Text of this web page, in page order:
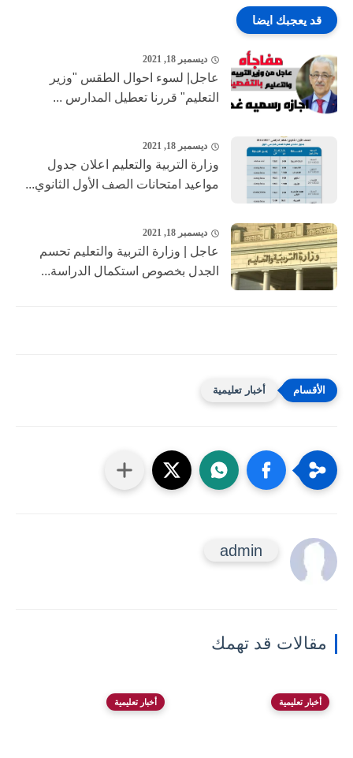
قد يعجبك ايضا
ديسمبر 18, 2021
عاجل| لسوء احوال الطقس "وزير
التعليم" قررنا تعطيل المدارس ...
ديسمبر 18, 2021
وزارة التربية والتعليم اعلان جدول
مواعيد امتحانات الصف الأول الثانوي...
ديسمبر 18, 2021
عاجل | وزارة التربية والتعليم تحسم
الجدل بخصوص استكمال الدراسة...
أخبار تعليمية
admin
مقالات قد تهمك
أخبار تعليمية أخبار تعليمية